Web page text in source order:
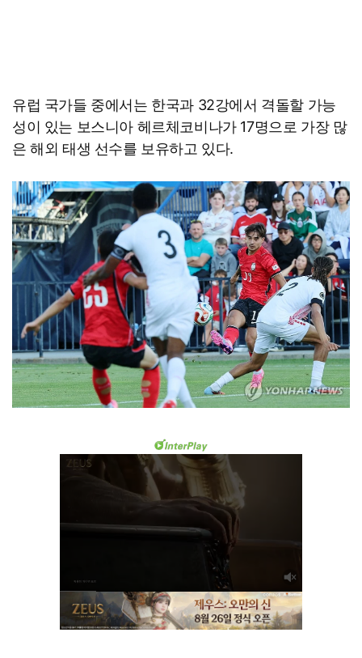
유럽 국가들 중에서는 한국과 32강에서 격돌할 가능
성이 있는 보스니아 헤르체코비나가 17명으로 가장 많
은 해외 태생 선수를 보유하고 있다.